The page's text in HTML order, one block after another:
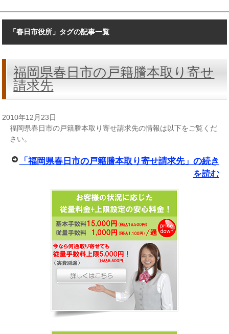
「春日市役所」タグの記事一覧
福岡県春日市の戸籍謄本取り寄せ
請求先
2010年12月23日
福岡県春日市の戸籍謄本取り寄せ請求先の情報は以下をご覧くだ
さい。
「福岡県春日市の戸籍謄本取り寄せ請求先」の続き
を読む